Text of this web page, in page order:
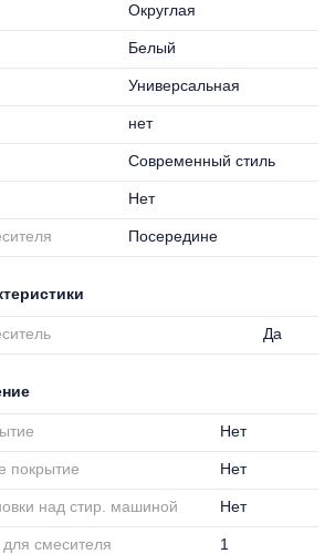
Округлая
Белый
Универсальная
нет
Современный стиль
Нет
Посередине
Да
Нет
покрытие Нет
над стир. машиной Нет
для смесителя 1